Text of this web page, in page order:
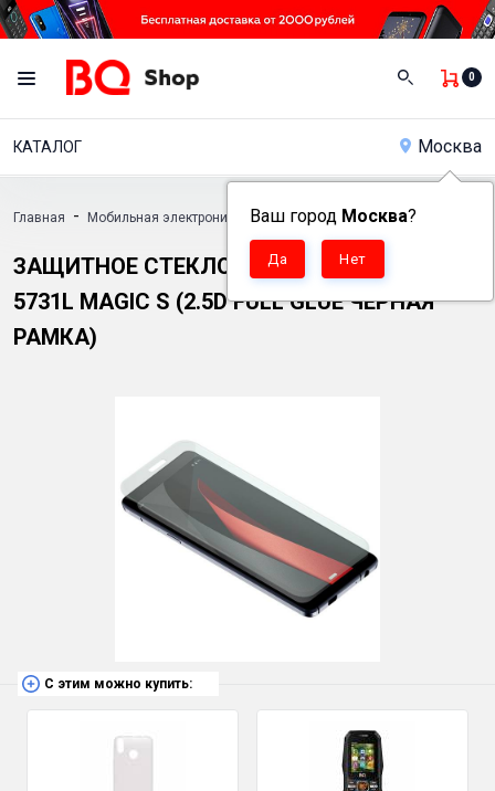
0
КАТАЛОГ Москва
Ваш город Москва?
Главная - Мобильная электроника - Аксессуары
Защитное стекло для телефона BQ 5731L Magic S (2.5D Full Glue
ЗАЩИТНОЕ СТЕКЛО ДЛЯ ТЕЛЕФОНА BQ
5731L MAGIC S (2.5D FULL GLUE ЧЕРНАЯ
РАМКА)
С этим можно купить: